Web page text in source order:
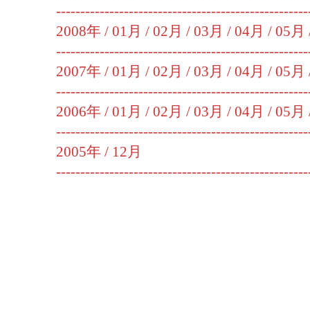
2008年 / 01月 / 02月 / 03月 / 04月 / 05月
2007年 / 01月 / 02月 / 03月 / 04月 / 05月
2006年 / 01月 / 02月 / 03月 / 04月 / 05月
2005年 / 12月